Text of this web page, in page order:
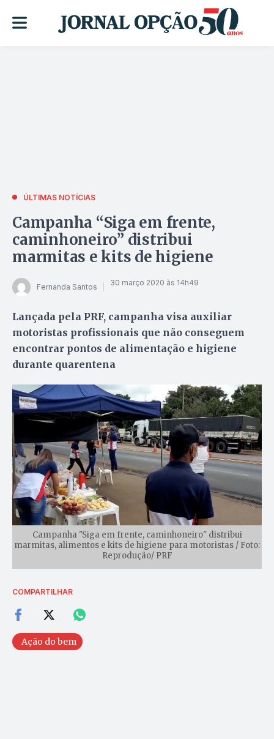
ÚLTIMAS NOTÍCIAS
Campanha “Siga em frente,
caminhoneiro” distribui
marmitas e kits de higiene
Fernanda Santos 30 março 2020 às 14h49
Lançada pela PRF, campanha visa auxiliar
motoristas profissionais que não conseguem
encontrar pontos de alimentação e higiene
durante quarentena
Campanha "Siga em frente, caminhoneiro" distribui
marmitas, alimentos e kits de higiene para motoristas / Foto:
Reprodução/ PRF
COMPARTILHAR
Ação do bem